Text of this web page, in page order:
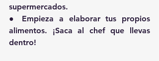
supermercados.
● Empieza a elaborar tus propios
alimentos. ¡Saca al chef que llevas
dentro!